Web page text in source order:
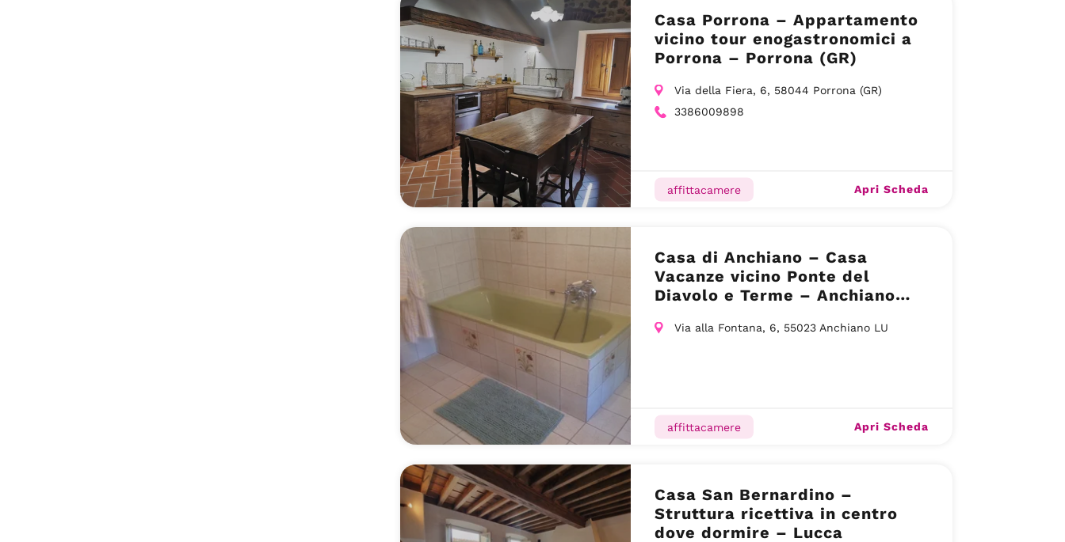
Casa Porrona – Appartamento
vicino tour enogastronomici a
Porrona – Porrona (GR)
Via della Fiera, 6, 58044 Porrona (GR)
3386009898
affittacamere Apri Scheda
Casa di Anchiano – Casa
Vacanze vicino Ponte del
Diavolo e Terme – Anchiano
Via alla Fontana, 6, 55023 Anchiano LU
affittacamere Apri Scheda
Casa San Bernardino –
Struttura ricettiva in centro
dove dormire – Lucca